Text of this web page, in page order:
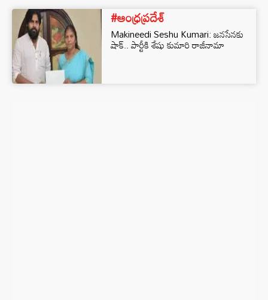
#ఆంధ్రప్రదేశ్
Makineedi Seshu Kumari: జనసేనకు
షాక్‌.. పార్టీకి శేషు కుమారి రాజీనామా